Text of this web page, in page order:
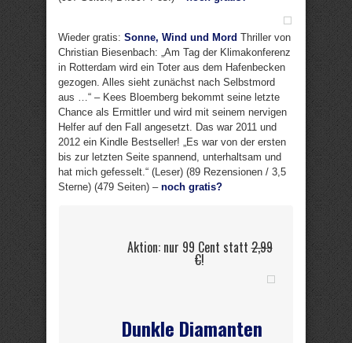
Wieder gratis: Sonne, Wind und Mord Thriller von
Christian Biesenbach: „Am Tag der Klimakonferenz
in Rotterdam wird ein Toter aus dem Hafenbecken
gezogen. Alles sieht zunächst nach Selbstmord
aus …“ – Kees Bloemberg bekommt seine letzte
Chance als Ermittler und wird mit seinem nervigen
Helfer auf den Fall angesetzt. Das war 2011 und
2012 ein Kindle Bestseller! „Es war von der ersten
bis zur letzten Seite spannend, unterhaltsam und
hat mich gefesselt.“ (Leser) (89 Rezensionen / 3,5
Sterne) (479 Seiten) – noch gratis?
Aktion: nur 99 Cent statt2,99
€!
Dunkle Diamanten